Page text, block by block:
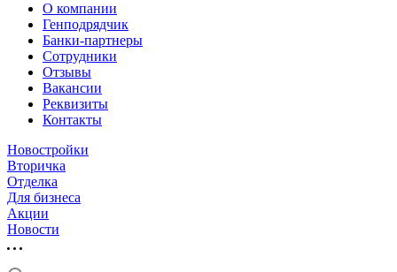
О компании
Генподрядчик
Банки-партнеры
Сотрудники
Отзывы
Вакансии
Реквизиты
Контакты
Новостройки
Вторичка
Отделка
Для бизнеса
Акции
Новости